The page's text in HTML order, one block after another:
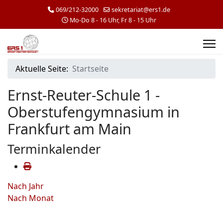
069/212-32000
sekretariat@ers1.de
Mo-Do 8 - 16 Uhr, Fr 8 - 15 Uhr
Aktuelle Seite: Startseite
Ernst-Reuter-Schule 1 -
Oberstufengymnasium in
Frankfurt am Main
Terminkalender
Nach Jahr
Nach Monat